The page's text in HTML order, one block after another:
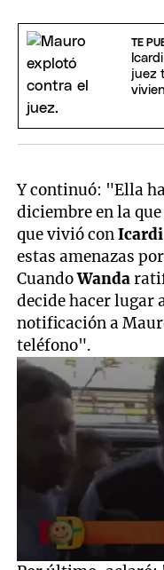
TE
juez
Y continuó: "Ella
diciembre en la
que vivió conIcardi
estas amenazas
CuandoWanda
decide hacer lugar
notificación a
teléfono".